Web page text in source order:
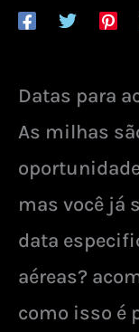
Datas para
As milhas
mas você já
data
aéreas?
como isso é